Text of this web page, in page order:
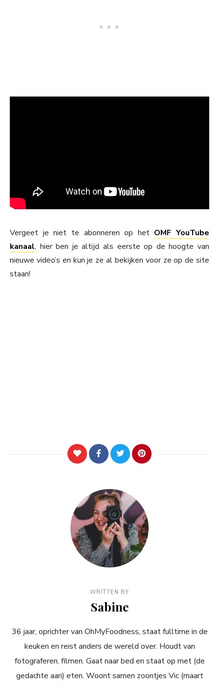
Vergeet je niet te abonneren op het OMF YouTube
kanaal, hier ben je altijd als eerste op de hoogte van
nieuwe video’s en kun je ze al bekijken voor ze op de site
staan!
WRITTEN BY
Sabine
36 jaar, oprichter van OhMyFoodness, staat fulltime in de
keuken en reist anders de wereld over. Houdt van
fotograferen, filmen. Gaat naar bed en staat op met (de
gedachte aan) eten. Woont samen zoontjes Vic (maart